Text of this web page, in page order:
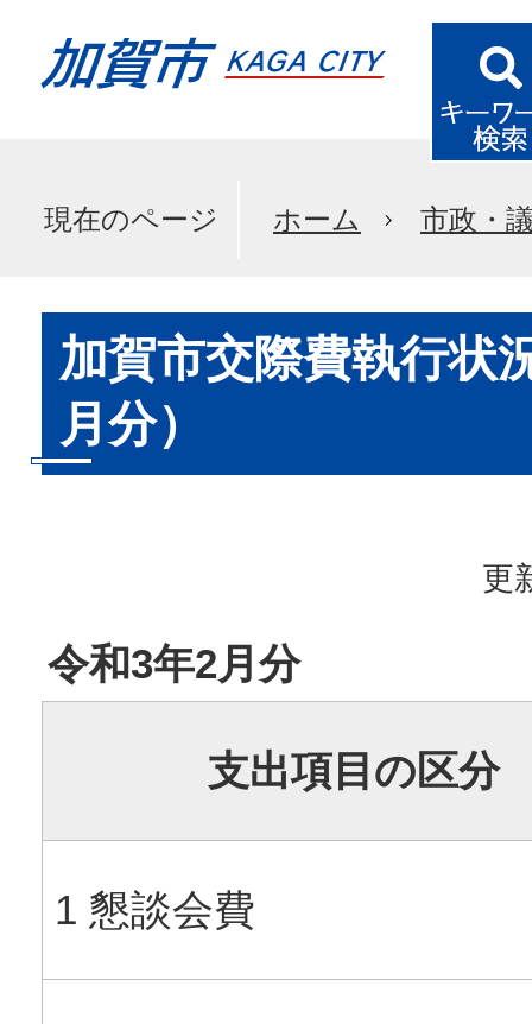
現在のページ ホーム 市政・
加賀市交際費執行状
月分）
更
令和3年2月分
支出項目の区分
1 懇談会費